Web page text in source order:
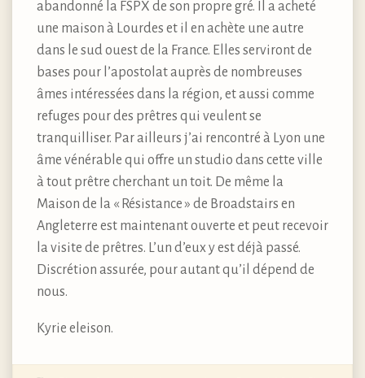
abandonné la FSPX de son propre gré. Il a acheté
une maison à Lourdes et il en achète une autre
dans le sud ouest de la France. Elles serviront de
bases pour l’apostolat auprès de nombreuses
âmes intéressées dans la région, et aussi comme
refuges pour des prêtres qui veulent se
tranquilliser. Par ailleurs j’ai rencontré à Lyon une
âme vénérable qui offre un studio dans cette ville
à tout prêtre cherchant un toit. De même la
Maison de la « Résistance » de Broadstairs en
Angleterre est maintenant ouverte et peut recevoir
la visite de prêtres. L’un d’eux y est déjà passé.
Discrétion assurée, pour autant qu’il dépend de
nous.
Kyrie eleison.